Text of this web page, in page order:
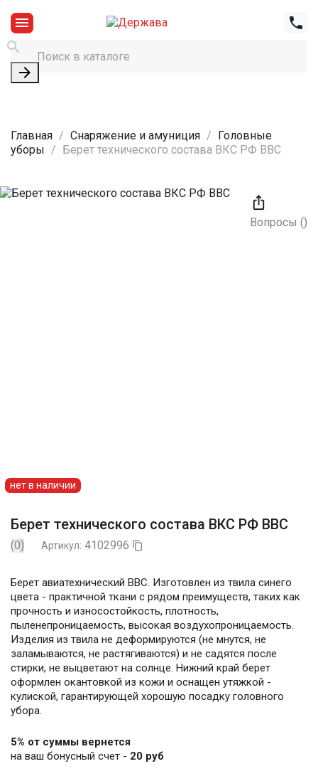




Главная Снаряжение и амуниция
Головные
уборы
Берет технического состава ВКС РФ ВВС

Вопросы ()
нет в наличии
Берет технического состава ВКС РФ ВВС
(0) Артикул: 4102996 
Берет авиатехнический ВВС. Изготовлен из твила синего
цвета - практичной ткани с рядом преимуществ, таких как
прочность и износостойкость, плотность,
пыленепроницаемость, высокая воздухопроницаемость.
Изделия из твила не деформируются (не мнутся, не
заламываются, не растягиваются) и не садятся после
стирки, не выцветают на солнце. Нижний край берет
оформлен окантовкой из кожи и оснащен утяжкой -
кулиской, гарантирующей хорошую посадку головного
убора.
5% от суммы вернется
на ваш бонусный счет - 20 руб